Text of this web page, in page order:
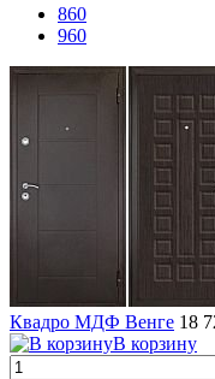
860
960
Квадро МДФ Венге 18
В корзину